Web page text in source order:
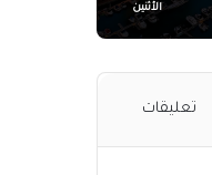
الأثنين
تعليقات